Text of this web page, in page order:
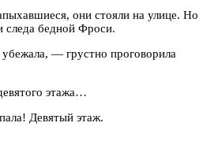
они стояли на улице. Но
следа бедной Фроси.
— грустно проговорила
этажа…
Девятый этаж.